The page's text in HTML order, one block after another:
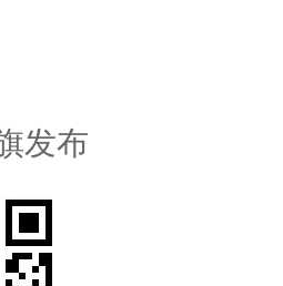
发布